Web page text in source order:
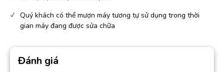
Quý khách có thể mượn máy tương tự sử dụng trong thời
gian máy đang được sửa chữa
Đánh giá